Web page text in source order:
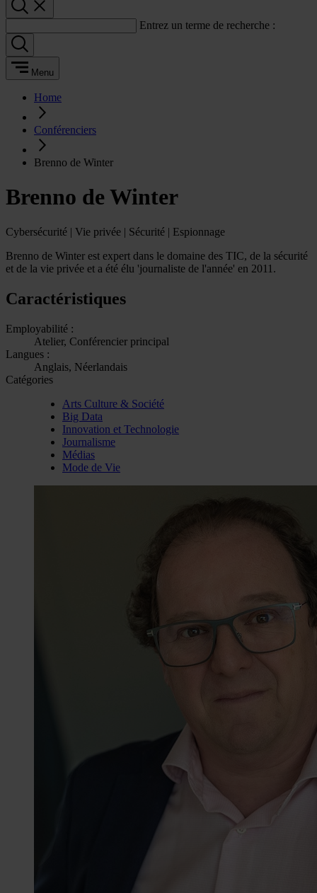
Entrez un terme de recherche :
Menu
Home
Conférenciers
Brenno de Winter
Brenno de Winter
Cybersécurité | Vie privée | Sécurité | Espionnage
Brenno de Winter est expert dans le domaine des TIC, de la sécurité
et de la vie privée et a été élu 'journaliste de l'année' en 2011.
Caractéristiques
Employabilité :
Atelier, Conférencier principal
Langues :
Anglais, Néerlandais
Catégories
Arts Culture & Société
Big Data
Innovation et Technologie
Journalisme
Médias
Mode de Vie